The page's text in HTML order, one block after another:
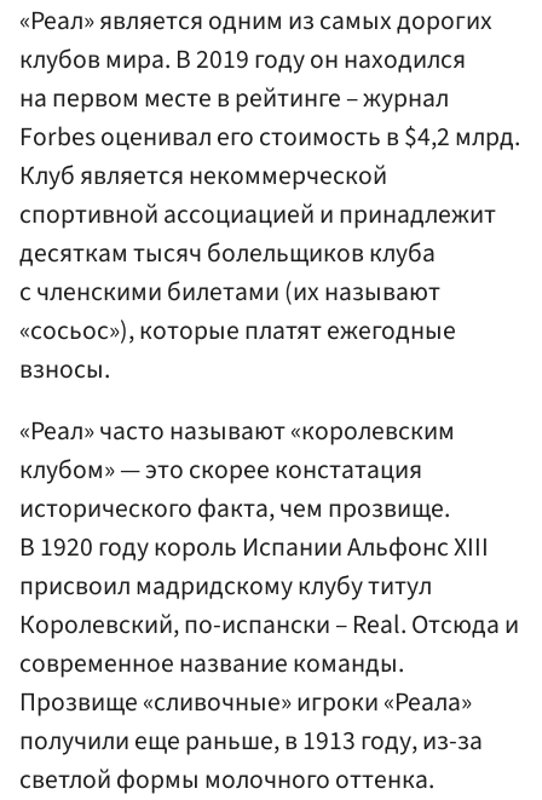
«Реал» является одним из самых дорогих
клубов мира. В 2019 году он находился
на первом месте в рейтинге – журнал
Forbes оценивал его стоимость в $4,2 млрд.
Клуб является некоммерческой
спортивной ассоциацией и принадлежит
десяткам тысяч болельщиков клуба
с членскими билетами (их называют
«сосьос»), которые платят ежегодные
взносы.
«Реал» часто называют «королевским
клубом» — это скорее констатация
исторического факта, чем прозвище.
В 1920 году король Испании Альфонс XIII
присвоил мадридскому клубу титул
Королевский, по-испански – Real. Отсюда и
современное название команды.
Прозвище «сливочные» игроки «Реала»
получили еще раньше, в 1913 году, из-за
светлой формы молочного оттенка.